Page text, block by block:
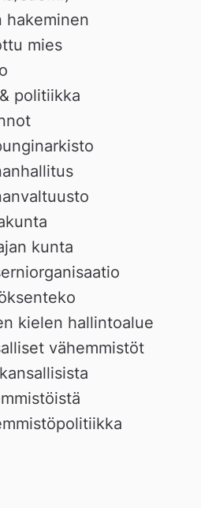
hakeminen
mies
politiikka
kunta
kielen hallintoalue
vähemmistöt